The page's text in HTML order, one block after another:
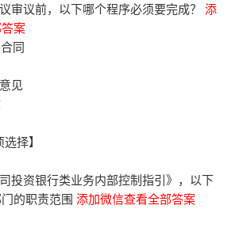
审议前，以下哪个程序必须要完成？添
案
同
见
择】
投资银行类业务内部控制指引》，以下
的职责范围添加微信查看全部答案